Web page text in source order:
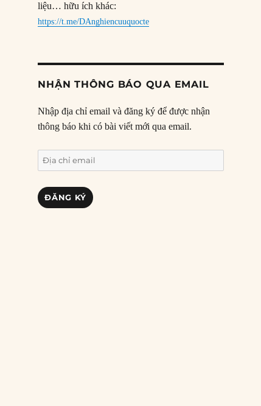
liệu… hữu ích khác:
https://t.me/DAnghiencuuquocte
NHẬN THÔNG BÁO QUA EMAIL
Nhập địa chỉ email và đăng ký để được nhận
thông báo khi có bài viết mới qua email.
Địa
chỉ
email
ĐĂNG KÝ